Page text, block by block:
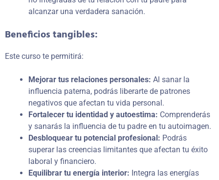
alcanzar una verdadera sanación.
Beneficios tangibles:
Este curso te permitirá:
Mejorar tus relaciones personales: Al sanar la
influencia paterna, podrás liberarte de patrones
negativos que afectan tu vida personal.
Fortalecer tu identidad y autoestima: Comprenderás
y sanarás la influencia de tu padre en tu autoimagen.
Desbloquear tu potencial profesional: Podrás
superar las creencias limitantes que afectan tu éxito
laboral y financiero.
Equilibrar tu energía interior: Integra las energías